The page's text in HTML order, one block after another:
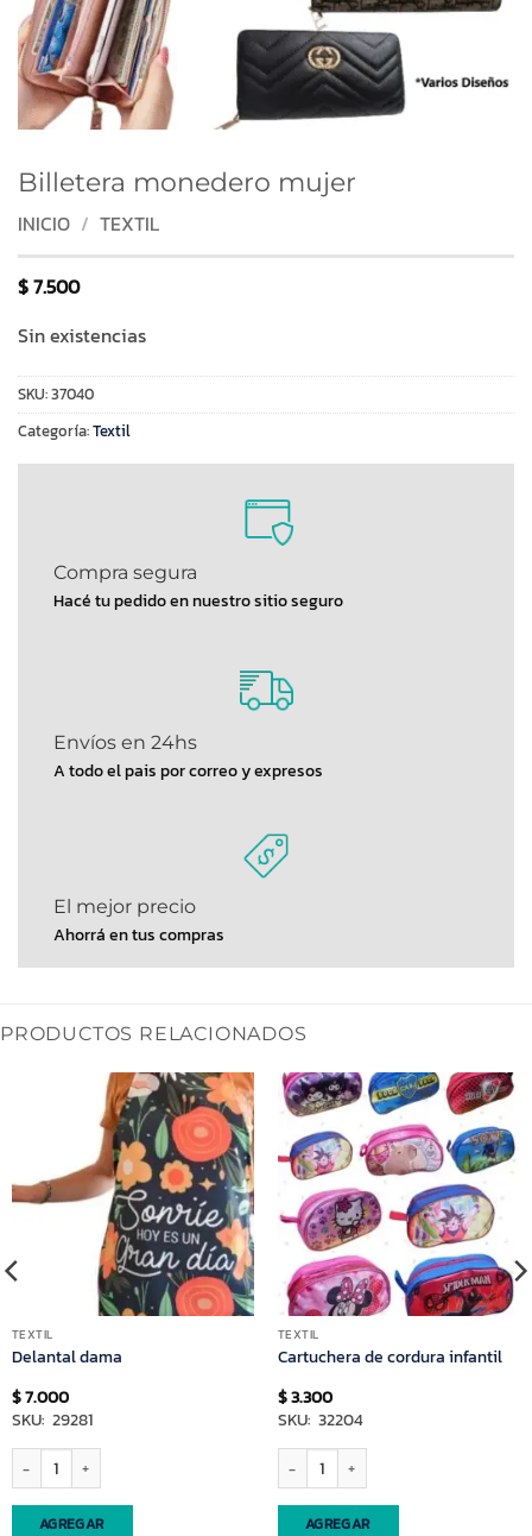
Billetera monedero mujer
INICIO / TEXTIL
$7.500
Sin existencias
SKU:37040
Categoría:Textil
Compra segura
Hacé tu pedido en nuestro sitio seguro
Envíos en 24hs
A todo el pais por correo y expresos
El mejor precio
Ahorrá en tus compras
PRODUCTOS RELACIONADOS
TEXTIL
Delantal dama
$7.000
SKU: 29281
Delantal dama cantidad
AGREGAR
TEXTIL
Cartuchera de cordura infantil
$3.300
SKU: 32204
Cartuchera de cordura infantil cantidad
AGREGAR